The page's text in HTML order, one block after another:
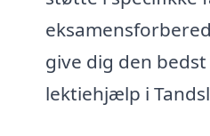
give dig den
lektiehjælp i